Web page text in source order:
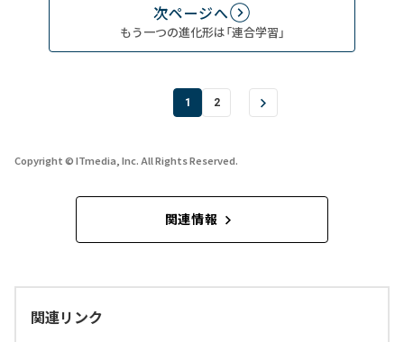
次ページへ
もう一つの進化形は「連合学習」
1 2
Copyright © ITmedia, Inc. All Rights Reserved.
関連情報
関連リンク